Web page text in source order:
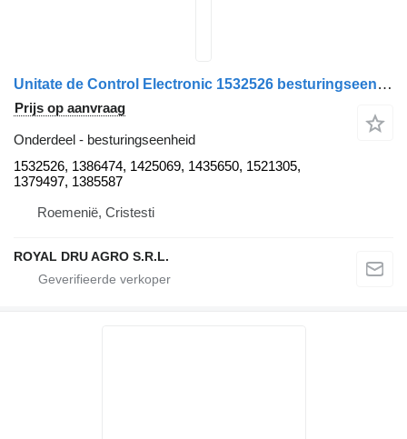
Unitate de Control Electronic 1532526 besturingseenheid voor CAB Temperature Scania 1532526 vrachtwagen
Prijs op aanvraag
Onderdeel - besturingseenheid
1532526, 1386474, 1425069, 1435650, 1521305,
1379497, 1385587
Roemenië, Cristesti
ROYAL DRU AGRO S.R.L.